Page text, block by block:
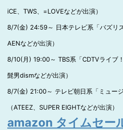
iCE、TWS、=LOVEなどが出演）
8/7(金) 24:59～ 日本テレビ系「バズリ
AENなどが出演）
8/10(月) 19:00～ TBS系「CDTVライブ
髭男dismなどが出演）
8/7(金) 21:00～ テレビ朝日系「ミュー
（ATEEZ、SUPER EIGHTなどが出演）
amazon タイムセー